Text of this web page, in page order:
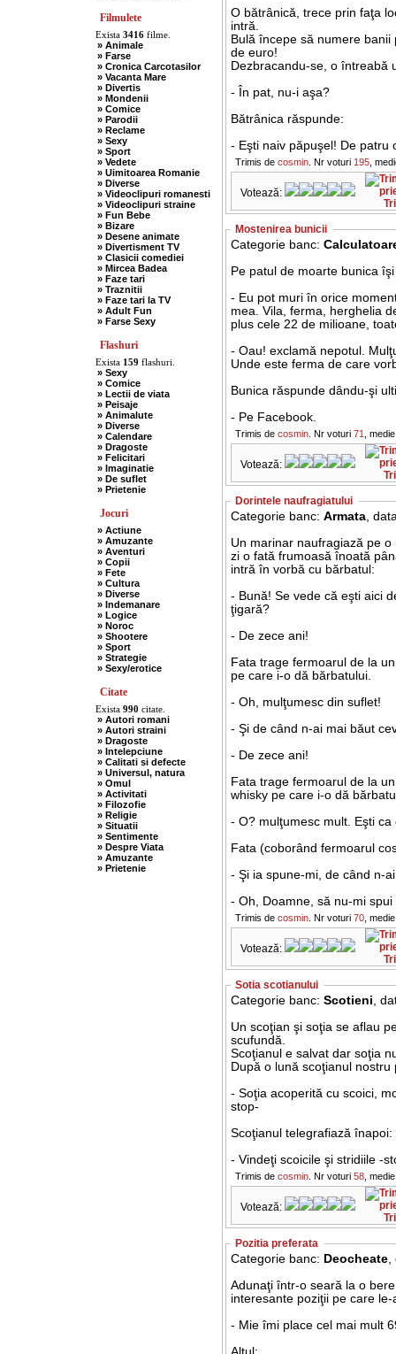
Filmulete
Exista 3416filme.
» Animale
» Farse
» Cronica Carcotasilor
» Vacanta Mare
» Divertis
» Mondenii
» Comice
» Parodii
» Reclame
» Sexy
» Sport
» Vedete
» Uimitoarea Romanie
» Diverse
» Videoclipuri romanesti
» Videoclipuri straine
» Fun Bebe
» Bizare
» Desene animate
» Divertisment TV
» Clasicii comediei
» Mircea Badea
» Faze tari
» Traznitii
» Faze tari la TV
» Adult Fun
» Farse Sexy
Flashuri
Exista 159 flashuri.
» Sexy
» Comice
» Lectii de viata
» Peisaje
» Animalute
» Diverse
» Calendare
» Dragoste
» Felicitari
» Imaginatie
» De suflet
» Prietenie
Jocuri
» Actiune
» Amuzante
» Aventuri
» Copii
» Fete
» Cultura
» Diverse
» Indemanare
» Logice
» Noroc
» Shootere
» Sport
» Strategie
» Sexy/erotice
Citate
Exista 990 citate.
» Autori romani
» Autori straini
» Dragoste
» Intelepciune
» Calitati si defecte
» Universul, natura
» Omul
» Activitati
» Filozofie
» Religie
» Situatii
» Sentimente
» Despre Viata
» Amuzante
» Prietenie
O bătrânică, trece prin faţa
intră.
Bulă începe să numere
de euro!
Dezbracandu-se, o întreabă
- În pat, nu-i aşa?
Bătrânica răspunde:
- Eşti naiv păpuşel! De patru
Trimis de cosmin. Nr voturi 195,
Votează:
Mostenirea bunicii
Categorie banc:
Pe patul de moarte bunica
- Eu pot muri în orice
mea. Vila, ferma, herghelia
plus cele 22 de milioane,
- Oau! exclamă nepotul.
Unde este ferma de care
Bunica răspunde dându-şi
- Pe Facebook.
Trimis de cosmin. Nr voturi 71 ,
Votează:
Dorintele naufragiatului
Categorie banc: Armata,
Un marinar naufragiază pe
zi o fată frumoasă înoată
intră în vorbă cu bărbatul:
- Bună! Se vede că eşti aici
ţigară?
- De zece ani!
Fata trage fermoarul de la
pe care i-o dă bărbatului.
- Oh, mulţumesc din suflet!
- Şi de când n-ai mai băut
- De zece ani!
Fata trage fermoarul de la
whisky pe care i-o dă
- O? mulţumesc mult. Eşti ca
Fata (coborând fermoarul
- Şi ia spune-mi, de când n-
- Oh, Doamne, să nu-mi
Trimis de cosmin. Nr voturi 70,
Votează:
Sotia scotianului
Categorie banc: Scotieni,
Un scoţian şi soţia se aflau
scufundă.
Scoţianul e salvat dar soţia
După o lună scoţianul
- Soţia acoperită cu scoici,
stop-
Scoţianul telegrafiază înapoi:
- Vindeţi scoicile şi stridiile -
Trimis de cosmin. Nr voturi 58,
Votează:
Pozitia preferata
Categorie banc: Deocheate,
Adunaţi într-o seară la o
interesante poziţii pe care
- Mie îmi place cel mai mult